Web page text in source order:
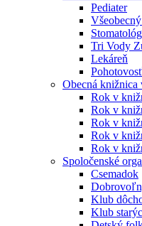
Pediater
Tri Vody
Lekáreň
Obecná
Rok v
Rok v
Rok v
Rok v
Rok v
Spoločenské
Csemadok
Klub
Klub